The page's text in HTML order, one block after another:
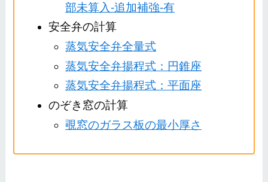
部未算入-追加補強-有
安全弁の計算
蒸気安全弁全量式
蒸気安全弁揚程式：円錐座
蒸気安全弁揚程式：平面座
のぞき窓の計算
覗窓のガラス板の最小厚さ